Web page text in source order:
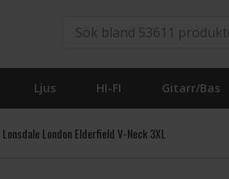
Ljus HI-FI Gitarr/Bas
Lonsdale London Elderfield V-Neck 3XL